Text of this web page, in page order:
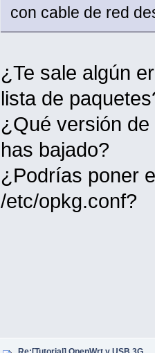
con cable de red
¿Te sale algún
lista de
¿Qué versión
has bajado?
¿Podrías poner
/etc/opkg.conf?